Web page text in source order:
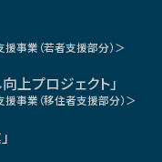
事業（若者支援部分）＞
上プロジェクト」
事業（移住者支援部分）＞